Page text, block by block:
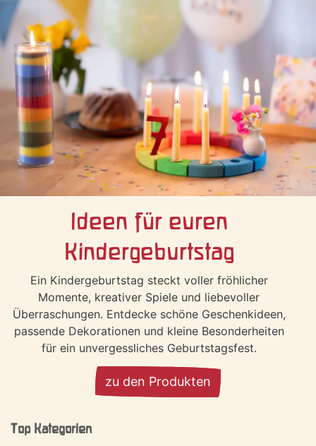
Ideen für euren
Kindergeburtstag
Ein Kindergeburtstag steckt voller fröhlicher
Momente, kreativer Spiele und liebevoller
Überraschungen. Entdecke schöne Geschenkideen,
passende Dekorationen und kleine Besonderheiten
für ein unvergessliches Geburtstagsfest.
zu den Produkten
Top Kategorien